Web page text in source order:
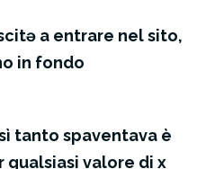
a entrare nel sito,
in fondo
tanto spaventava è
valore di x